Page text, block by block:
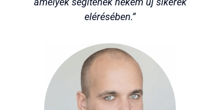
elérésében.”